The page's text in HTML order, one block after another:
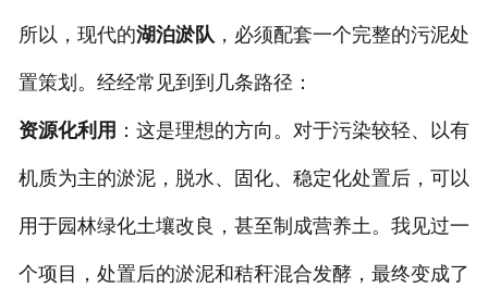
所以，现代的湖泊淤队，必须配套一个完整的污泥处
置策划。经经常见到到几条路径：
资源化利用 ：这是理想的方向。对于污染较轻、以有
机质为主的淤泥，脱水、固化、稳定化处置后，可以
用于园林绿化土壤改良，甚至制成营养土。我见过一
个项目，处置后的淤泥和秸秆混合发酵，最终变成了